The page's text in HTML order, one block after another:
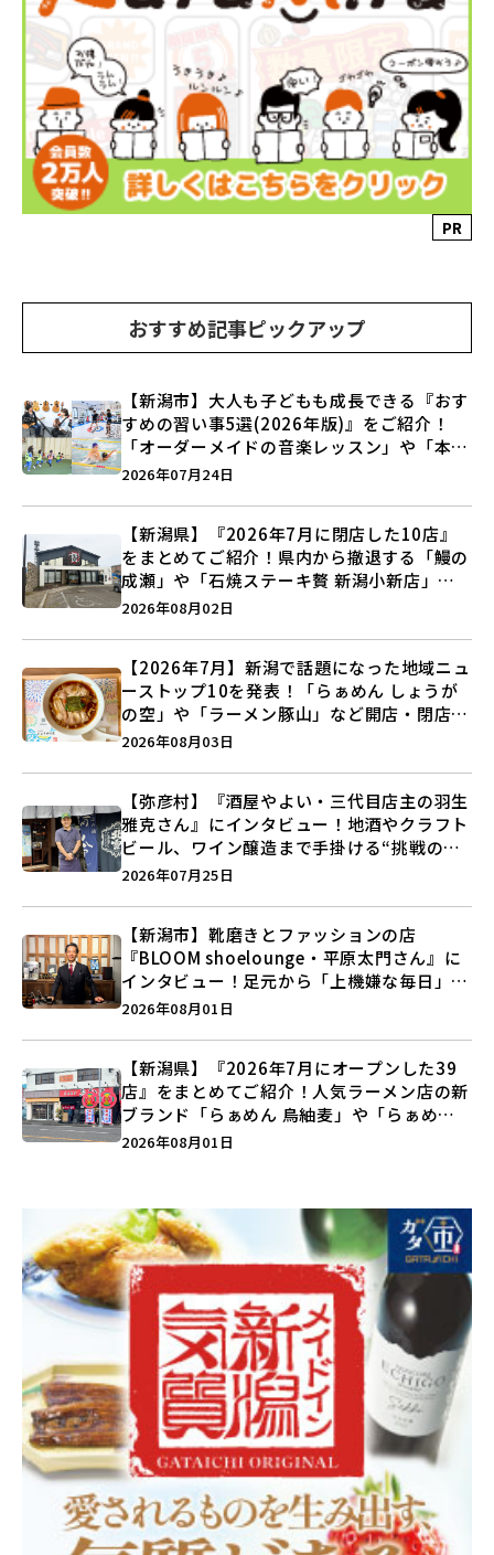
PR
おすすめ記事ピックアップ
【新潟市】大人も子どもも成長できる『おす
すめの習い事5選(2026年版)』をご紹介！
「オーダーメイドの音楽レッスン」や「本格
キックボクシング」で新しい自分を見つけよ
2026年07月24日
【新潟県】『2026年7月に閉店した10店』
をまとめてご紹介！県内から撤退する「鰻の
成瀬」や「石焼ステーキ贅 新潟小新店」が
営業に幕…。
2026年08月02日
【2026年7月】新潟で話題になった地域ニュ
ーストップ10を発表！「らぁめん しょうが
の空」や「ラーメン豚山」など開店・閉店の
注目記事をランキングでご紹介♪
2026年08月03日
【弥彦村】『酒屋やよい・三代目店主の羽生
雅克さん』にインタビュー！地酒やクラフト
ビール、ワイン醸造まで手掛ける“挑戦の歴
史”に迫る♪
2026年07月25日
【新潟市】靴磨きとファッションの店
『BLOOM shoelounge・平原太門さん』に
インタビュー！足元から「上機嫌な毎日」を
つくる装いの提案とは？
2026年08月01日
【新潟県】『2026年7月にオープンした39
店』をまとめてご紹介！人気ラーメン店の新
ブランド「らぁめん 鳥紬麦」や「らぁめん
しょうがの空」など盛りだくさん♪
2026年08月01日